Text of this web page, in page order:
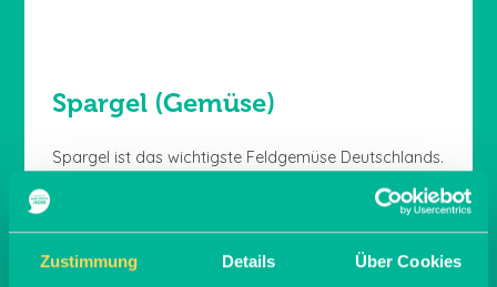
Zustimmung Details Über Cookies
Spargel (Gemüse)
Spargel ist das wichtigste Feldgemüse Deutschlands.
Frühjahr verzögerte sich die Ernte für Spargel,